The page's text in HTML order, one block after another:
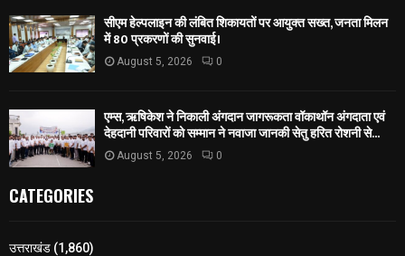
सीएम हेल्पलाइन की लंबित शिकायतों पर आयुक्त सख्त, जनता मिलन
में 80 प्रकरणों की सुनवाई।
August 5, 2026 0
एम्स, ऋषिकेश ने निकाली अंगदान जागरूकता वॉकाथॉन अंगदाता एवं
देहदानी परिवारों को सम्मान ने नवाजा जानकी सेतु हरित रोशनी से...
August 5, 2026 0
CATEGORIES
उत्तराखंड (1,860)